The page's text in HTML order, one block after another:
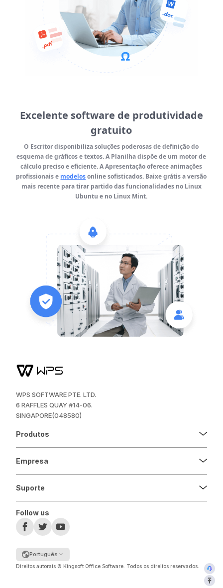
Excelente software de produtividade
gratuito
O Escritor disponibiliza soluções poderosas de definição do
esquema de gráficos e textos. A Planilha dispõe de um motor de
cálculo preciso e eficiente. A Apresentação oferece animações
profissionais e modelosonline sofisticados. Baixe grátis a versão
mais recente para tirar partido das funcionalidades no Linux
Ubuntu e no Linux Mint.
WPS SOFTWARE PTE. LTD.
6 RAFFLES QUAY #14-06.
SINGAPORE(048580)
Produtos
Empresa
Suporte
Follow us
Português
Direitos autorais © Kingsoft Office Software. Todos os direitos reservados.